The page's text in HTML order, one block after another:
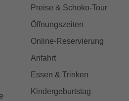
Preise & Schoko-Tour
Öffnungszeiten
Online-Reservierung
Anfahrt
Essen & Trinken
Kindergeburtstag